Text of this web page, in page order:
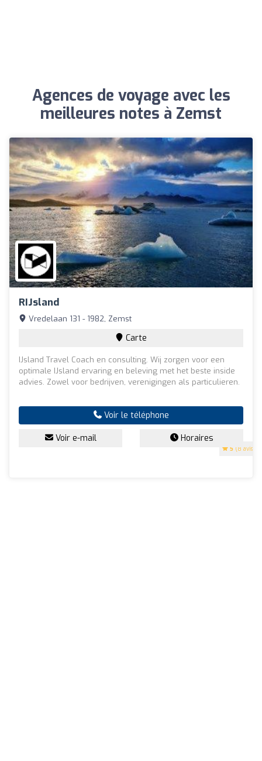
Agences de voyage avec les
meilleures notes à Zemst
RIJsland
5 (8 avis)
Vredelaan 131 - 1982, Zemst
Carte
IJsland Travel Coach en consulting. Wij zorgen voor een
optimale IJsland ervaring en beleving met het beste inside
advies. Zowel voor bedrijven, verenigingen als particulieren.
Voir le téléphone
Voir e-mail Horaires